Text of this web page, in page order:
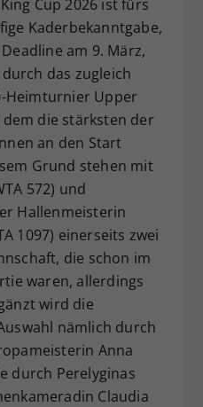
Cup 2026 ist fürs
Kaderbekanntgabe,
am 9. März,
das zugleich
Heimturnier Upper
die stärksten der
an den Start
Grund stehen mit
572) und
Hallenmeisterin
1097) einerseits zwei
die schon im
waren, allerdings
wird die
nämlich durch
Anna
durch Perelyginas
Claudia
speichert Ihre Consent-
Unter anderem eine
ID, für die
Ihrer
Einstellungen, falls der
dies eingestellt